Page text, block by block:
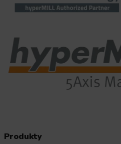
Produkty